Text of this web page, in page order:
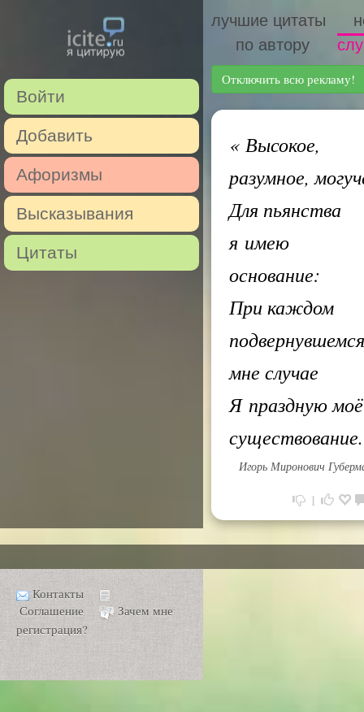
Войти
Добавить
Афоризмы
Высказывания
Цитаты
лучшие цитаты
по автору
Отключить всю рекламу!
«Высокое,
разумное,
Для пьянства
я имею
основание:
При каждом
подвернувшемся
мне случае
Я праздную моё
Игорь Миронович
1
Контакты
Соглашение
Зачем мне
регистрация?